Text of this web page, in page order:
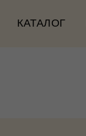
КАТАЛОГ